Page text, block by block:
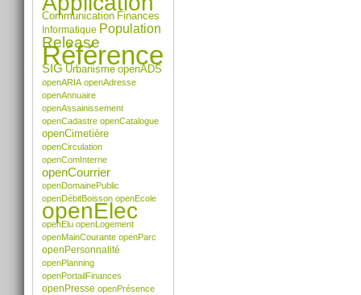
Communication Finances
Informatique Population
Release
Référence
SIG Urbanisme openADS
openARIA openAdresse
openAnnuaire
openAssainissement
openCadastre openCatalogue
openCimetière
openCirculation
openComInterne
openCourrier
openDomainePublic
openDébitBoisson openEcole
openElec
openElu openLogement
openMainCourante openParc
openPersonnalité
openPlanning
openPortailFinances
openPresse openPrésence